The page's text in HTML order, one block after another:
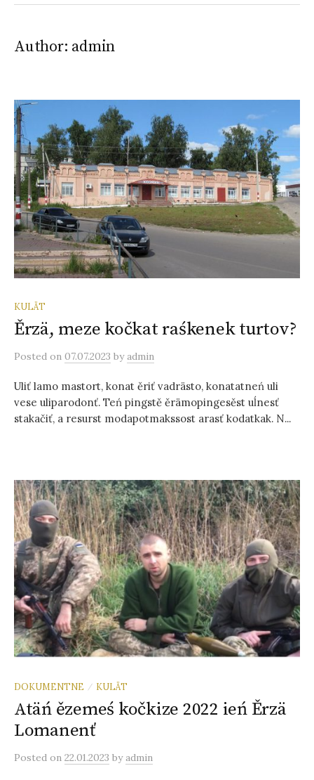
Author: admin
KULÄT
Ěrzä, meze kočkat raśkenek turtov?
Posted on 07.07.2023 byadmin
Uliť lamo mastort, konat ěriť vadrästo, konatatneń uli
vese uliparodonť. Teń pingstě ěrämopingesěst uĺnesť
stakačiť, a resurst modapotmakssost arasť kodatkak. N...
DOKUMENTNE / KULÄT
Atäń ězemeś kočkize 2022 ień Ěrzä
Lomanenť
Posted on 22.01.2023 byadmin